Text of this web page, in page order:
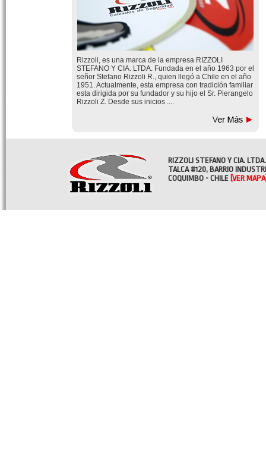
Rizzoli, es una marca de la empresa RIZZOLI
STEFANO Y CIA. LTDA. Fundada en el año 1963 por el
señor Stefano Rizzoli R., quien llegó a Chile en el año
1951. Actualmente, esta empresa con tradición familiar
esta dirigida por su fundador y su hijo el Sr. Pierangelo
Rizzoli Z. Desde sus inicios ....
RIZZOLI STEFANO Y CIA. LTDA.
TALCA #120, BARRIO
COQUIMBO - CHILE [VER